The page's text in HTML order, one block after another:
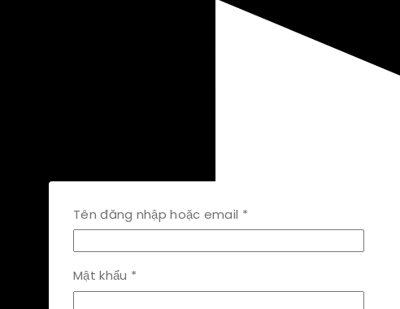
Tên đăng nhập hoặc email *Bắt
buộc
Mật khẩu *
buộc